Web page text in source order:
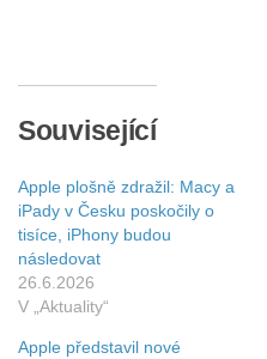
Související
Apple plošně zdražil: Macy a
iPady v Česku poskočily o
tisíce, iPhony budou
následovat
26.6.2026
V „Aktuality“
Apple představil nové